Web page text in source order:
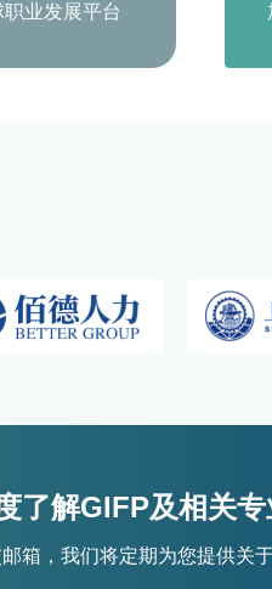
业发展平台
了解GIFP及相关
箱，我们将定期为您提供关